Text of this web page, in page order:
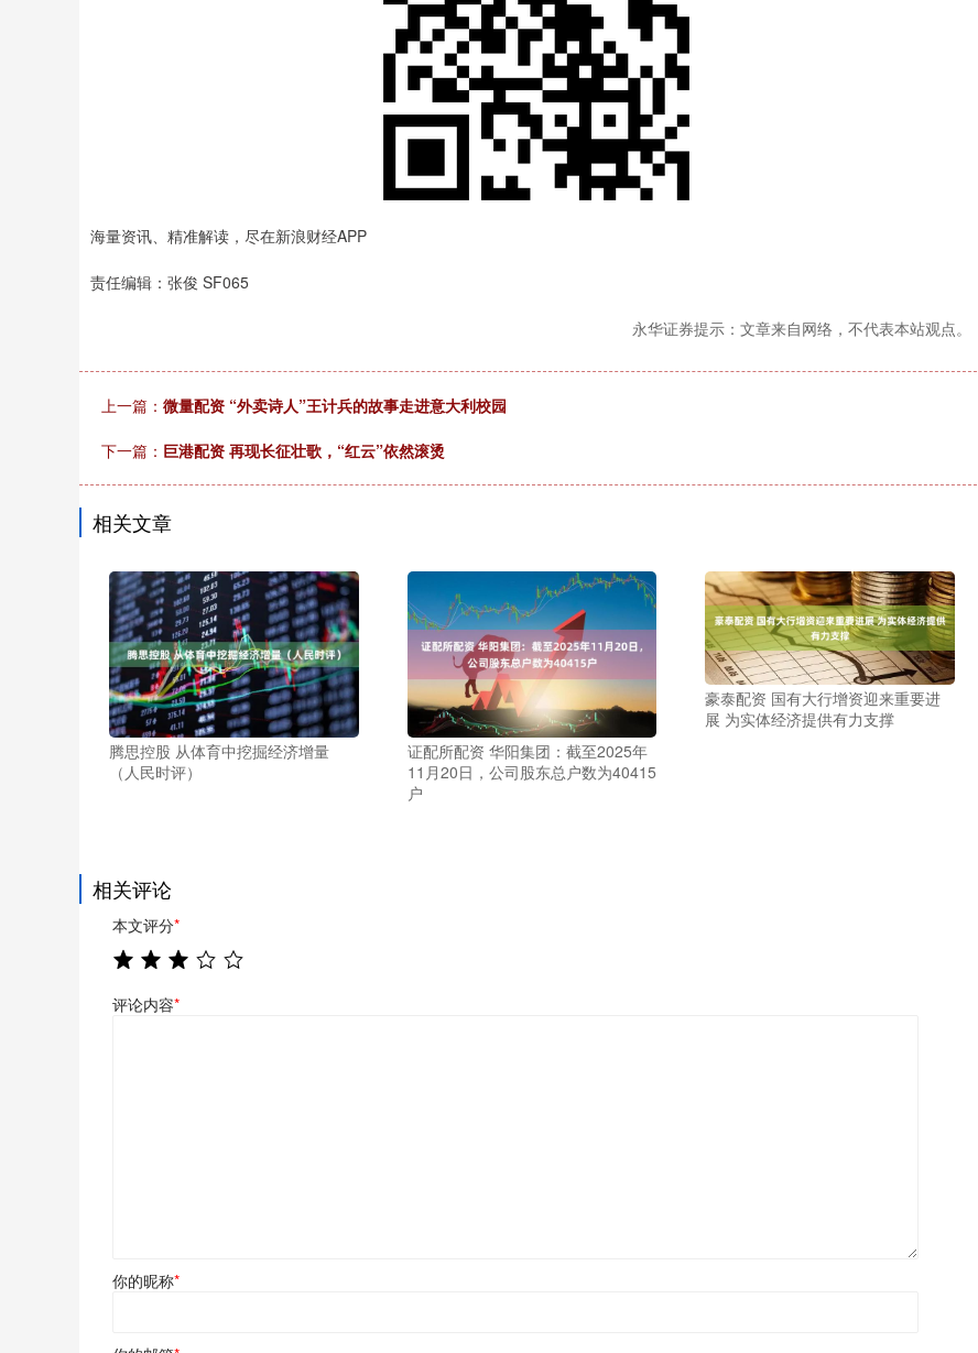
海量资讯、精准解读，尽在新浪财经APP
责任编辑：张俊 SF065
永华证券提示：文章来自网络，不代表本站观点。
上一篇： 微量配资 “外卖诗人”王计兵的故事走进意大利校园
下一篇： 巨港配资 再现长征壮歌，“红云”依然滚烫
相关文章
腾思控股 从体育中挖掘经济增量
（人民时评）
证配所配资 华阳集团：截至2025年
11月20日，公司股东总户数为40415
户
豪泰配资 国有大行增资迎来重要进
展 为实体经济提供有力支撑
相关评论
本文评分*
评论内容*
你的昵称*